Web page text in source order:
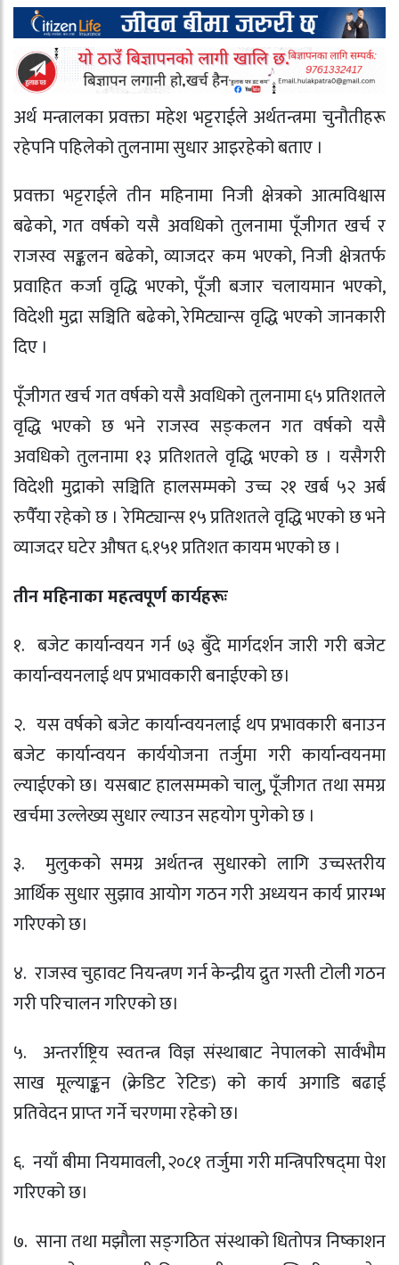
अर्थ मन्त्रालका प्रवक्ता महेश भट्टराईले अर्थतन्त्रमा चुनौतीहरू
रहेपनि पहिलेको तुलनामा सुधार आइरहेको बताए ।
प्रवक्ता भट्टराईले तीन महिनामा निजी क्षेत्रको आत्मविश्वास
बढेको, गत वर्षको यसै अवधिको तुलनामा पूँजीगत खर्च र
राजस्व सङ्कलन बढेको, व्याजदर कम भएको, निजी क्षेत्रतर्फ
प्रवाहित कर्जा वृद्धि भएको, पूँजी बजार चलायमान भएको,
विदेशी मुद्रा सञ्चिति बढेको, रेमिट्यान्स वृद्धि भएको जानकारी
दिए ।
पूँजीगत खर्च गत वर्षको यसै अवधिको तुलनामा ६५ प्रतिशतले
वृद्धि भएको छ भने राजस्व सङ्‍कलन गत वर्षको यसै
अवधिको तुलनामा १३ प्रतिशतले वृद्धि भएको छ । यसैगरी
विदेशी मुद्राको सञ्चिति हालसम्मको उच्च २१ खर्ब ५२ अर्ब
रुपैँया रहेको छ । रेमिट्यान्स १५ प्रतिशतले वृद्धि भएको छ भने
व्याजदर घटेर औषत ६.१५१ प्रतिशत कायम भएको छ ।
तीन महिनाका महत्वपूर्ण कार्यहरूः
१. बजेट कार्यान्वयन गर्न ७३ बुँदे मार्गदर्शन जारी गरी बजेट
कार्यान्वयनलाई थप प्रभावकारी बनाईएको छ।
२. यस वर्षको बजेट कार्यान्वयनलाई थप प्रभावकारी बनाउन
बजेट कार्यान्वयन कार्ययोजना तर्जुमा गरी कार्यान्वयनमा
ल्याईएको छ। यसबाट हालसम्मको चालु, पूँजीगत तथा समग्र
खर्चमा उल्लेख्य सुधार ल्याउन सहयोग पुगेको छ ।
३. मुलुकको समग्र अर्थतन्त्र सुधारको लागि उच्चस्तरीय
आर्थिक सुधार सुझाव आयोग गठन गरी अध्ययन कार्य प्रारम्भ
गरिएको छ।
४. राजस्व चुहावट नियन्त्रण गर्न केन्द्रीय द्रुत गस्ती टोली गठन
गरी परिचालन गरिएको छ।
५. अन्तर्राष्ट्रिय स्वतन्त्र विज्ञ संस्थाबाट नेपालको सार्वभौम
साख मूल्याङ्कन (क्रेडिट रेटिङ) को कार्य अगाडि बढाई
प्रतिवेदन प्राप्‍त गर्ने चरणमा रहेको छ।
६. नयाँ बीमा नियमावली, २०८१ तर्जुमा गरी मन्त्रिपरिषद्‍मा पेश
गरिएको छ।
७. साना तथा मझौला सङ्‍गठित संस्थाको धितोपत्र निष्काशन